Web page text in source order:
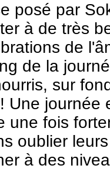
posé par
à de très
de
de la
sur
Une
une fois
oublier
à des